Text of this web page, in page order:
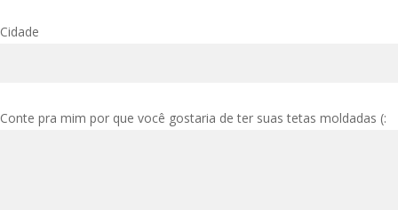
Cidade
Conte pra mim por que você gostaria de ter suas tetas moldadas (: